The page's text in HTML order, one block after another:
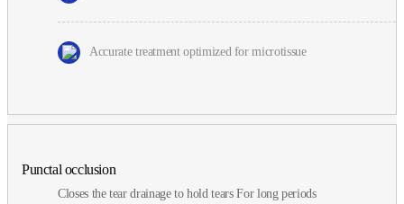
Accurate treatment optimized for microtissue
Punctal occlusion
Closes the tear drainage to hold tears For long periods